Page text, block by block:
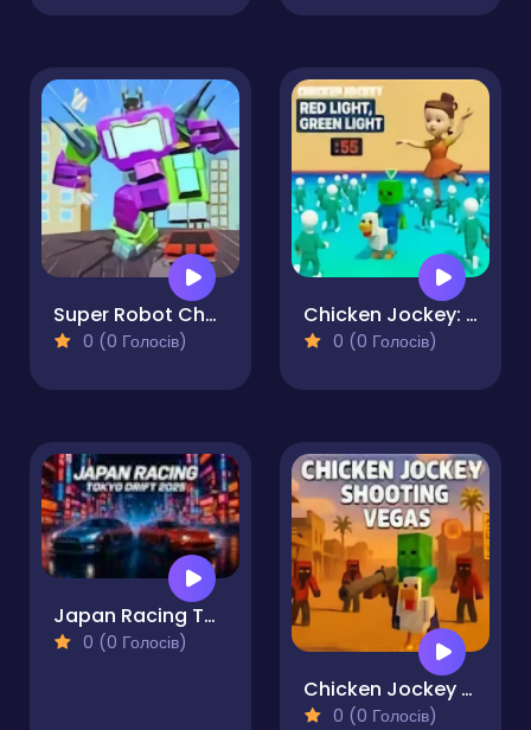
Super Robot Chogokin
0 (0 Голосів)
Chicken Jockey: Red Light Green Light
0 (0 Голосів)
Japan Racing Tokyo Drift 2025
0 (0 Голосів)
Chicken Jockey Shooting Vegas
0 (0 Голосів)